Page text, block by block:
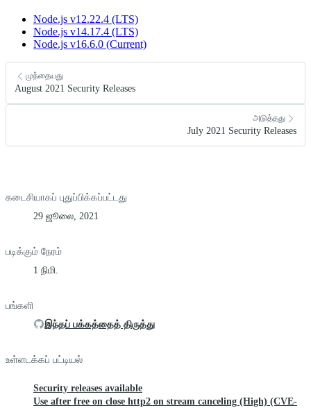
Node.js v12.22.4 (LTS)
Node.js v14.17.4 (LTS)
Node.js v16.6.0 (Current)
முந்தையது
August 2021 Security Releases
அடுத்தது
July 2021 Security Releases
கடைசியாகப் புதுப்பிக்கப்பட்டது
29 ஜூலை, 2021
படிக்கும் நேரம்
1 நிமி.
பங்களி
இந்தப் பக்கத்தைத் திருத்து
உள்ளடக்கப் பட்டியல்
Security releases available
Use after free on close http2 on stream canceling (High) (CVE-